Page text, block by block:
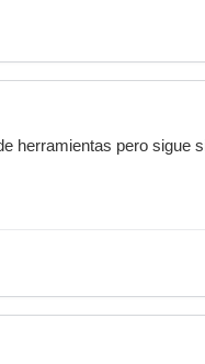
herramientas pero sigue